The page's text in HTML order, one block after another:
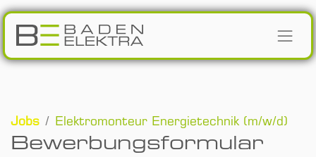
Zum Inhalt springen
Jobs Elektromonteur Energietechnik (m/w/d)
Bewerbungsformular